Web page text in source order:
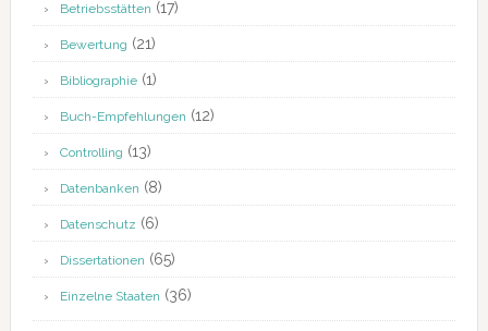
Betriebsstätten (17)
Bewertung (21)
Bibliographie(1)
Buch-Empfehlungen (12)
Controlling (13)
Datenbanken (8)
Datenschutz (6)
Dissertationen (65)
Einzelne Staaten (36)